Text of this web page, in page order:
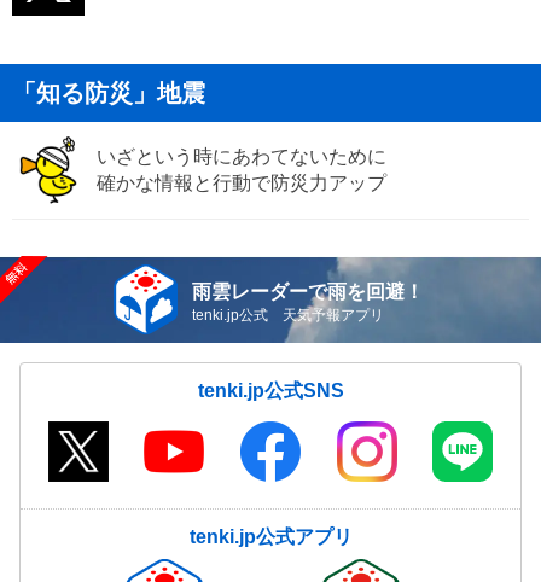
「知る防災」地震
いざという時にあわてないために
確かな情報と行動で防災力アップ
雨雲レーダーで雨を回避！
tenki.jp公式 天気予報アプリ
tenki.jp公式SNS
tenki.jp公式アプリ